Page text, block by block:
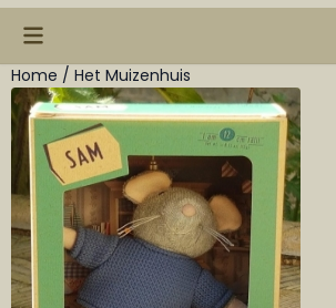
Home / Het Muizenhuis